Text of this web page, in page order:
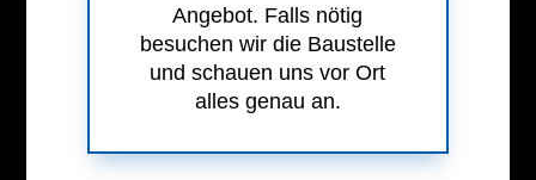
Angebot. Falls nötig
besuchen wir die Baustelle
und schauen uns vor Ort
alles genau an.